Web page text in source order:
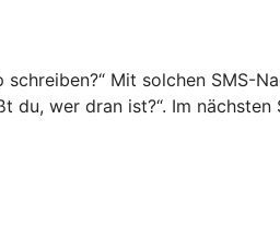
Mit solchen
wer dran ist?“. Im